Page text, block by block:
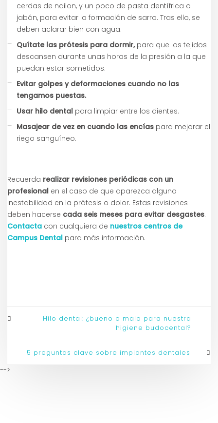
cerdas de nailon, y un poco de pasta dentífrica o
jabón, para evitar la formación de sarro. Tras ello, se
deben aclarar bien con agua.
Quítate las prótesis para dormir,para que los tejidos
descansen durante unas horas de la presión a la que
puedan estar sometidos.
Evitar golpes y deformaciones cuando no las
tengamos puestas.
Usar hilo dental para limpiar entre los dientes.
Masajear de vez en cuando las encías para mejorar el
riego sanguíneo.
Recuerda realizar revisiones periódicas con un
profesional en el caso de que aparezca alguna
inestabilidad en la prótesis o dolor. Estas revisiones
deben hacerse cada seis meses para evitar desgastes.
Contacta con cualquiera de nuestros centros de
Campus Dental para más información.
Hilo dental: ¿bueno o malo para nuestra
higiene budocental?
5 preguntas clave sobre implantes dentales
-->